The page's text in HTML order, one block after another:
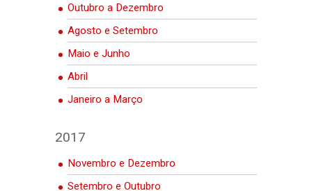
Outubro a Dezembro
Agosto e Setembro
Maio e Junho
Abril
Janeiro a Março
2017
Novembro e Dezembro
Setembro e Outubro